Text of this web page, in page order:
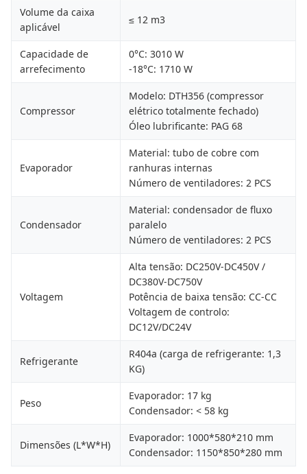
Volume da caixa
aplicável
≤ 12 m3
Capacidade de
arrefecimento
0°C: 3010 W
-18°C: 1710 W
Compressor
Modelo: DTH356 (compressor
elétrico totalmente fechado)
Óleo lubrificante: PAG 68
Evaporador
Material: tubo de cobre com
ranhuras internas
Número de ventiladores: 2 PCS
Condensador
Material: condensador de fluxo
paralelo
Número de ventiladores: 2 PCS
Voltagem
Alta tensão: DC250V-DC450V /
DC380V-DC750V
Potência de baixa tensão: CC-CC
Voltagem de controlo:
DC12V/DC24V
Refrigerante
R404a (carga de refrigerante: 1,3
KG)
Peso
Evaporador: 17 kg
Condensador: < 58 kg
Dimensões (L*W*H)
Evaporador: 1000*580*210 mm
Condensador: 1150*850*280 mm